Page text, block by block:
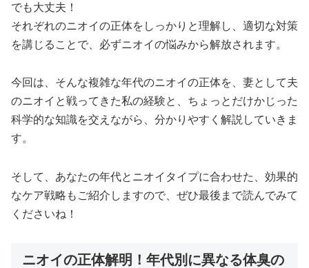
でも大丈夫！
それぞれのニオイの正体をしっかりと理解し、適切な対策
を講じることで、必ずニオイの悩みから解放されます。
今回は、そんな複雑な年代のニオイの正体を、妻として夫
のニオイと戦ってきた私の経験と、ちょっとだけかじった
科学的な知識を交えながら、分かりやすく解説していきま
す。
そして、あなたの年代とニオイタイプに合わせた、効果的
なケア戦略もご紹介しますので、ぜひ最後まで読んでみて
くださいね！
ニオイの正体解明！年代別に異なる体臭の